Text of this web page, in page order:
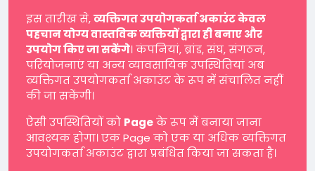
इस तारीख से,व्यक्तिगत उपयोगकर्ता अकाउंट केवल
पहचान योग्य वास्तविक व्यक्तियों द्वारा ही बनाए और
उपयोग किए जा सकेंगे। कंपनियां, ब्रांड, संघ, संगठन,
परियोजनाएं या अन्य व्यावसायिक उपस्थितियां अब
व्यक्तिगत उपयोगकर्ता अकाउंट के रूप में संचालित नहीं
की जा सकेंगी।
ऐसी उपस्थितियों को Pageके रूप में बनाया जाना
आवश्यक होगा। एक Page को एक या अधिक व्यक्तिगत
उपयोगकर्ता अकाउंट द्वारा प्रबंधित किया जा सकता है।